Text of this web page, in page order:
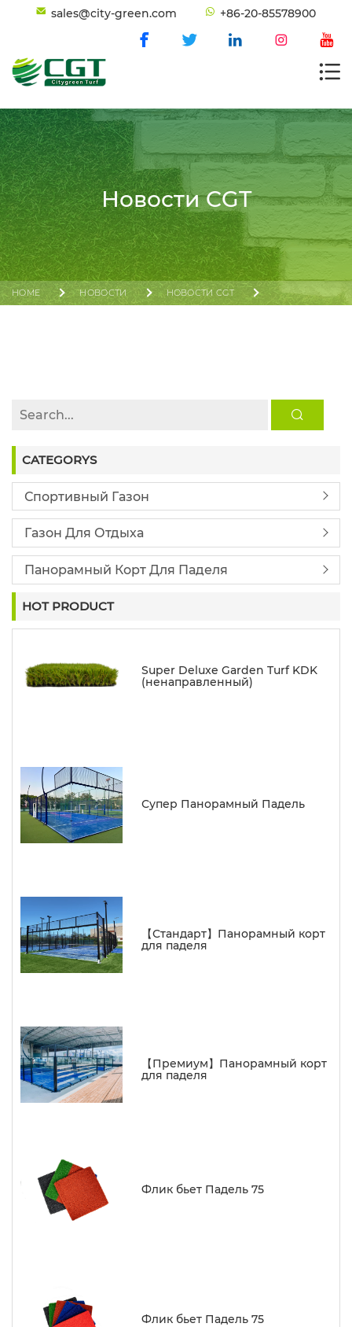
sales@city-green.com +86-20-85578900
Новости CGT
HOME НОВОСТИ НОВОСТИ CGT
CATEGORYS
Спортивный Газон
Газон Для Отдыха
Панорамный Корт Для Паделя
HOT PRODUCT
Super Deluxe Garden Turf KDK
(ненаправленный)
Супер Панорамный Падель
【Стандарт】Панорамный корт
для паделя
【Премиум】Панорамный корт
для паделя
Флик бьет Падель 75
Флик бьет Падель 75